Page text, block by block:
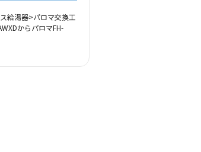
給湯器>パロマ交換工
からパロマFH-